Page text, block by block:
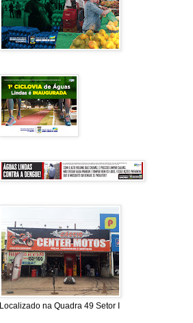
Localizado na Quadra 49 Setor I